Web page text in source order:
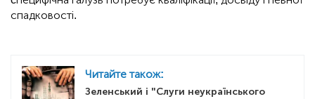
спадковості.
Читайте також:
Зеленський і "Слуги неукраїнського